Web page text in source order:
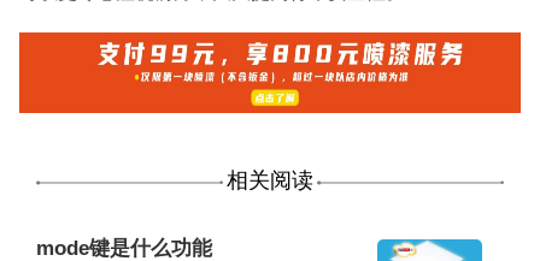
相关阅读
mode键是什么功能